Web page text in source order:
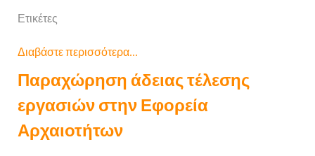
Ετικέτες
Διαβάστε περισσότερα...
Παραχώρηση άδειας τέλεσης
εργασιών στην Εφορεία
Αρχαιοτήτων